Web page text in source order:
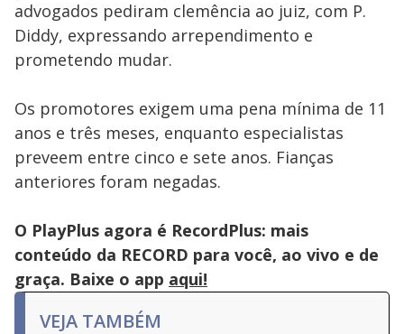
advogados pediram clemência ao juiz, com P.
Diddy, expressando arrependimento e
prometendo mudar.
Os promotores exigem uma pena mínima de 11
anos e três meses, enquanto especialistas
preveem entre cinco e sete anos. Fianças
anteriores foram negadas.
O PlayPlus agora é RecordPlus: mais
conteúdo da RECORD para você, ao vivo e de
graça. Baixe o app aqui!
VEJA TAMBÉM